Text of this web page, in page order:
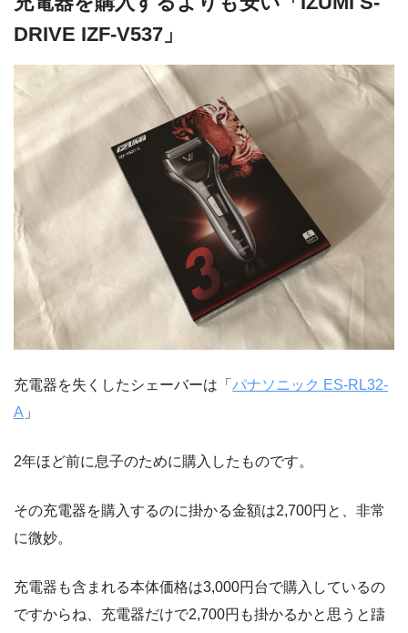
DRIVE IZF-V537」
充電器を失くしたシェーバーは「 パナソニック ES-RL32-
A 」
2年ほど前に息子のために購入したものです。
その充電器を購入するのに掛かる金額は2,700円と、非常
に微妙。
充電器も含まれる本体価格は3,000円台で購入しているの
ですからね、充電器だけで2,700円も掛かるかと思うと躊